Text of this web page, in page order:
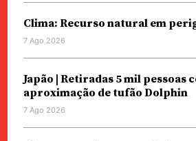
Clima: Recurso natural em
7 Ago 2026
Japão | Retiradas 5 mil pessoas
aproximação de tufão Dolphin
7 Ago 2026